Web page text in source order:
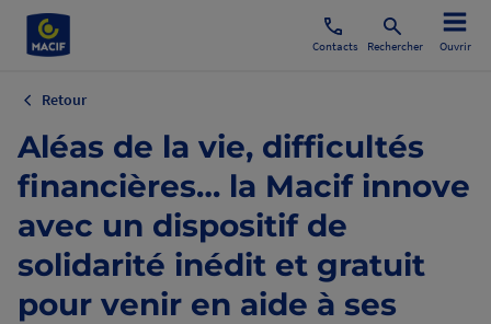
Contacts Rechercher Ouvrir
Retour
Aléas de la vie, difficultés
financières… la Macif innove
avec un dispositif de
solidarité inédit et gratuit
pour venir en aide à ses